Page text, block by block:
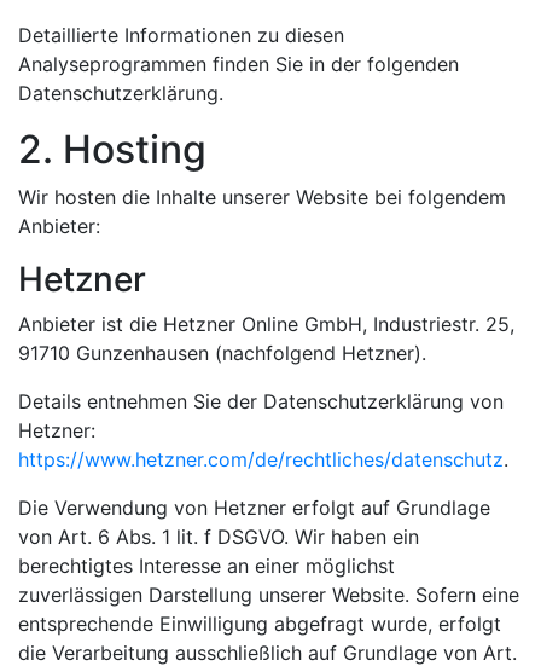
Detaillierte Informationen zu diesen
Analyseprogrammen finden Sie in der folgenden
Datenschutzerklärung.
2. Hosting
Wir hosten die Inhalte unserer Website bei folgendem
Anbieter:
Hetzner
Anbieter ist die Hetzner Online GmbH, Industriestr. 25,
91710 Gunzenhausen (nachfolgend Hetzner).
Details entnehmen Sie der Datenschutzerklärung von
Hetzner:
https://www.hetzner.com/de/rechtliches/datenschutz.
Die Verwendung von Hetzner erfolgt auf Grundlage
von Art. 6 Abs. 1 lit. f DSGVO. Wir haben ein
berechtigtes Interesse an einer möglichst
zuverlässigen Darstellung unserer Website. Sofern eine
entsprechende Einwilligung abgefragt wurde, erfolgt
die Verarbeitung ausschließlich auf Grundlage von Art.